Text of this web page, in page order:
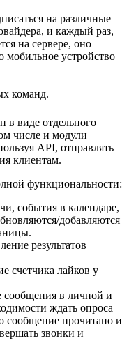
на различные
и каждый раз,
на сервере, оно
мобильное устройство
команд.
в виде отдельного
числе и модули
API, отправлять
клиентам.
функциональности:
события в календаре,
добавляются
результатов
счетчика лайков у
сообщения в личной и
ждать опроса
сообщение прочитано и
звонки и